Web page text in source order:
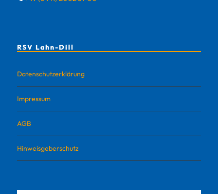
RSV Lahn-Dill
Datenschutzerklärung
Impressum
AGB
Hinweisgeberschutz